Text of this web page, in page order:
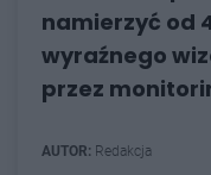
namierzyć od
wyraźnego
przez
AUTOR: Redakcja